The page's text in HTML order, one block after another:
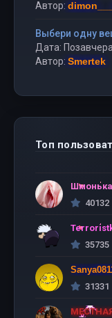
Автор:
Выбери одну
Дата:
Автор: Smertek
Топ
Шмонька
40132
35735
31331